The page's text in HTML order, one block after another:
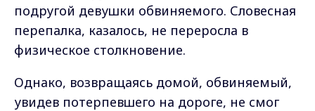
подругой девушки обвиняемого. Словесная
перепалка, казалось, не переросла в
физическое столкновение.
Однако, возвращаясь домой, обвиняемый,
увидев потерпевшего на дороге, не смог